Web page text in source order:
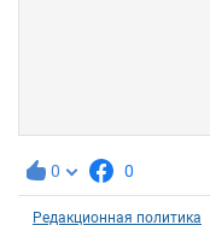
0 0
Редакционная политика